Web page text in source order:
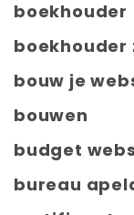
boekhouder
boekhouder
bouw je
bouwen
budget
bureau